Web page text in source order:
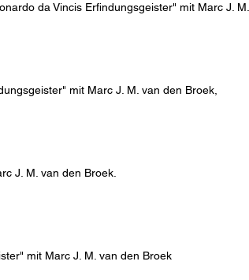
da Vincis Erfindungsgeister" mit Marc J.
mit Marc J. M. van den Broek,
J. M. van den Broek.
mit Marc J. M. van den Broek